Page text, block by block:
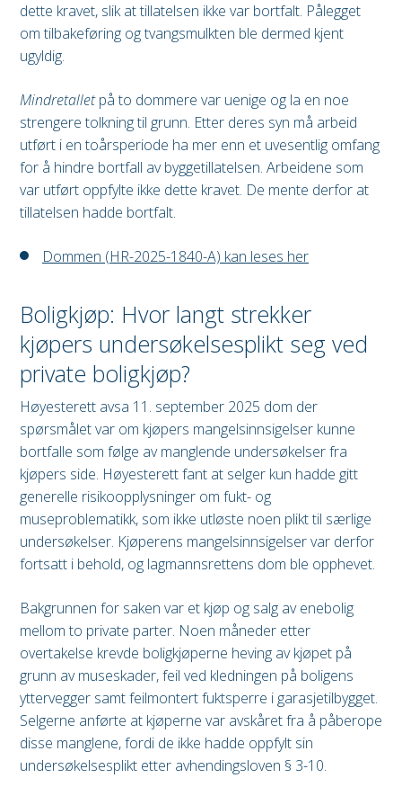
dette kravet, slik at tillatelsen ikke var bortfalt. Pålegget
om tilbakeføring og tvangsmulkten ble dermed kjent
ugyldig.
Mindretalletpå to dommere var uenige og la en noe
strengere tolkning til grunn. Etter deres syn må arbeid
utført i en toårsperiode ha mer enn et uvesentlig omfang
for å hindre bortfall av byggetillatelsen. Arbeidene som
var utført oppfylte ikke dette kravet. De mente derfor at
tillatelsen hadde bortfalt.
Dommen (HR-2025-1840-A) kan leses her
Boligkjøp: Hvor langt strekker
kjøpers undersøkelsesplikt seg ved
private boligkjøp?
Høyesterett avsa 11. september 2025 dom der
spørsmålet var om kjøpers mangelsinnsigelser kunne
bortfalle som følge av manglende undersøkelser fra
kjøpers side. Høyesterett fant at selger kun hadde gitt
generelle risikoopplysninger om fukt- og
museproblematikk, som ikke utløste noen plikt til særlige
undersøkelser. Kjøperens mangelsinnsigelser var derfor
fortsatt i behold, og lagmannsrettens dom ble opphevet.
Bakgrunnen for saken var et kjøp og salg av enebolig
mellom to private parter. Noen måneder etter
overtakelse krevde boligkjøperne heving av kjøpet på
grunn av museskader, feil ved kledningen på boligens
yttervegger samt feilmontert fuktsperre i garasjetilbygget.
Selgerne anførte at kjøperne var avskåret fra å påberope
disse manglene, fordi de ikke hadde oppfylt sin
undersøkelsesplikt etter avhendingsloven § 3-10.